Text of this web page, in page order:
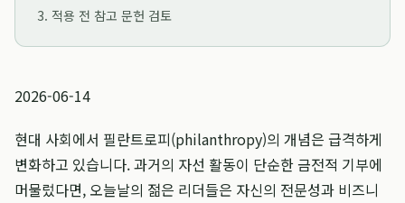
3. 적용 전 참고 문헌 검토
2026-06-14
현대 사회에서 필란트로피(philanthropy)의 개념은 급격하게
변화하고 있습니다. 과거의 자선 활동이 단순한 금전적 기부에
머물렀다면, 오늘날의 젊은 리더들은 자신의 전문성과 비즈니